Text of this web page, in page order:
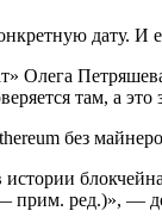
дату.
Олега
там, а
без
истории
прим. ред.)», —